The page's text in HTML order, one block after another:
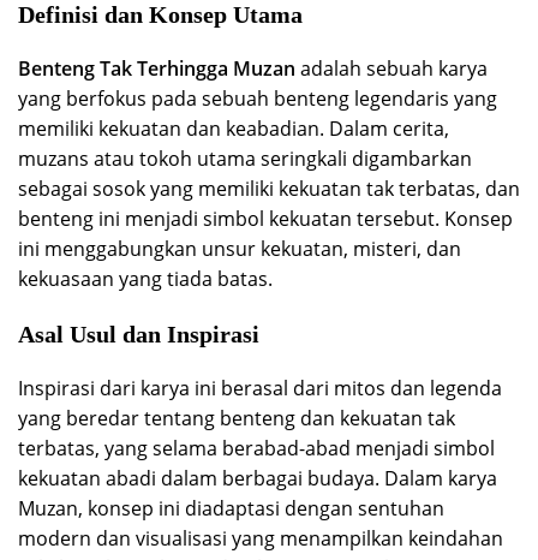
Definisi dan Konsep Utama
Benteng Tak Terhingga Muzan adalah sebuah karya
yang berfokus pada sebuah benteng legendaris yang
memiliki kekuatan dan keabadian. Dalam cerita,
muzans atau tokoh utama seringkali digambarkan
sebagai sosok yang memiliki kekuatan tak terbatas, dan
benteng ini menjadi simbol kekuatan tersebut. Konsep
ini menggabungkan unsur kekuatan, misteri, dan
kekuasaan yang tiada batas.
Asal Usul dan Inspirasi
Inspirasi dari karya ini berasal dari mitos dan legenda
yang beredar tentang benteng dan kekuatan tak
terbatas, yang selama berabad-abad menjadi simbol
kekuatan abadi dalam berbagai budaya. Dalam karya
Muzan, konsep ini diadaptasi dengan sentuhan
modern dan visualisasi yang menampilkan keindahan